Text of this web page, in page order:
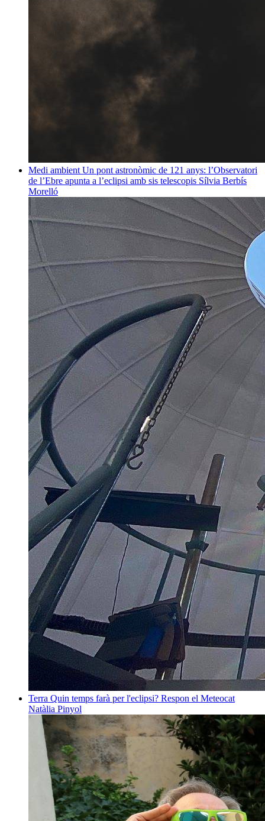
Medi ambient Un pont astronòmic de 121 anys: l’Observatori
de l’Ebre apunta a l’eclipsi amb sis telescopis Sílvia Berbís
Morelló
Terra Quin temps farà per l'eclipsi? Respon el Meteocat
Natàlia Pinyol